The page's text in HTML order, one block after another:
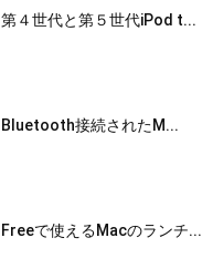
第４世代と第５世代iPod t...
Bluetooth接続されたM...
Freeで使えるMacのランチ...